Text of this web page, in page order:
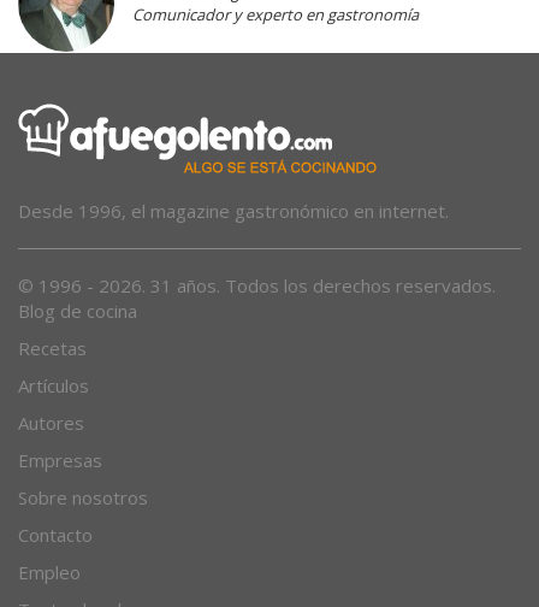
Comunicador y experto en gastronomía
Desde 1996, el magazine gastronómico en internet.
© 1996 - 2026. 31 años. Todos los derechos reservados.
Blog de cocina
Recetas
Artículos
Autores
Empresas
Sobre nosotros
Contacto
Empleo